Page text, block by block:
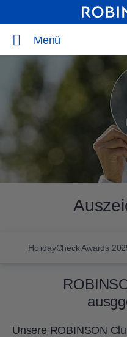
Menü
HolidayCheck Awards
Unsere ROBINSON